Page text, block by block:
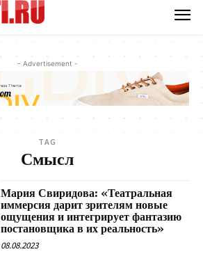
- Advertisement -
TAG
Смысл
Мария Свиридова: «Театральная
иммерсия дарит зрителям новые
ощущения и интегрирует фантазию
постановщика в их реальность»
08.08.2023